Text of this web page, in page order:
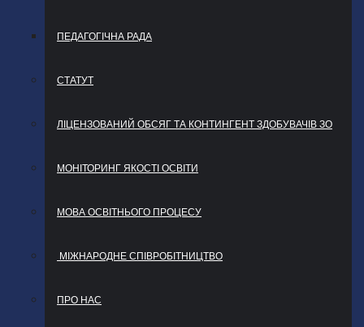
ПЕДАГОГІЧНА РАДА
СТАТУТ
ЛІЦЕНЗОВАНИЙ ОБСЯГ ТА КОНТИНГЕНТ ЗДОБУВАЧІВ ЗО
МОНІТОРИНГ ЯКОСТІ ОСВІТИ
МОВА ОСВІТНЬОГО ПРОЦЕСУ
МІЖНАРОДНЕ СПІВРОБІТНИЦТВО
ПРО НАС